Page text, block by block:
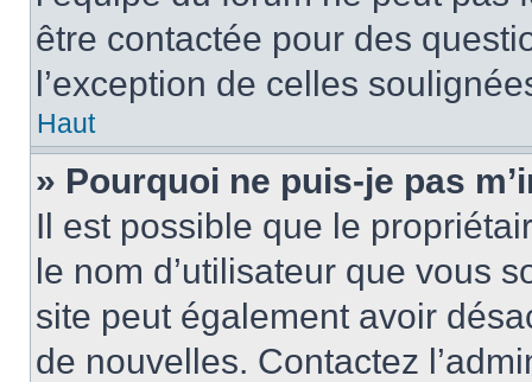
être contactée pour des
l’exception de celles
Haut
» Pourquoi ne puis-je pas
Il est possible que le
le nom d’utilisateur que vous
site peut également avoir
de nouvelles. Contactez